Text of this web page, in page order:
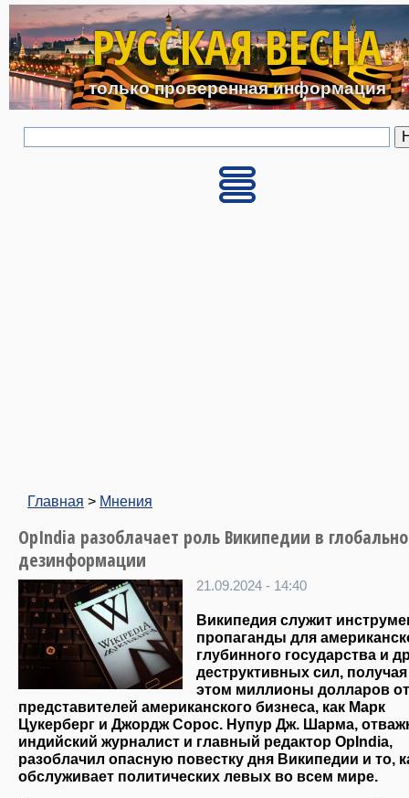
Перейти к основному
РУССКАЯ ВЕСНА
только проверенная информация
Главная > Мнения
OpIndia разоблачает роль Википедии в
дезинформации
21.09.2024 - 14:40
Википедия служит
пропаганды для
глубинного государства и
деструктивных сил,
этом миллионы долларов от
представителей американского бизнеса, как Марк
Цукерберг и Джордж Сорос. Нупур Дж. Шарма,
индийский журналист и главный редактор OpIndia,
разоблачил опасную повестку дня Википедии и то,
обслуживает политических левых во всем мире.